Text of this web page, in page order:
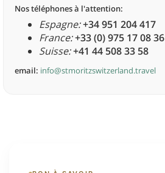
Nos téléphones à l'attention:
Espagne:+34 951 204 417
France:+33 (0) 975 17 08 36
Suisse:+41 44 508 33 58
email: info@stmoritzswitzerland.travel